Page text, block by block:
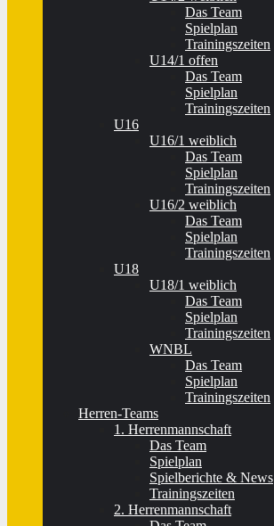
Das Team
Spielplan
Trainingszeiten
U14/1 offen
Das Team
Spielplan
Trainingszeiten
U16
U16/1 weiblich
Das Team
Spielplan
Trainingszeiten
U16/2 weiblich
Das Team
Spielplan
Trainingszeiten
U18
U18/1 weiblich
Das Team
Spielplan
Trainingszeiten
WNBL
Das Team
Spielplan
Trainingszeiten
Herren-Teams
1. Herrenmannschaft
Das Team
Spielplan
Spielberichte & News
Trainingszeiten
2. Herrenmannschaft